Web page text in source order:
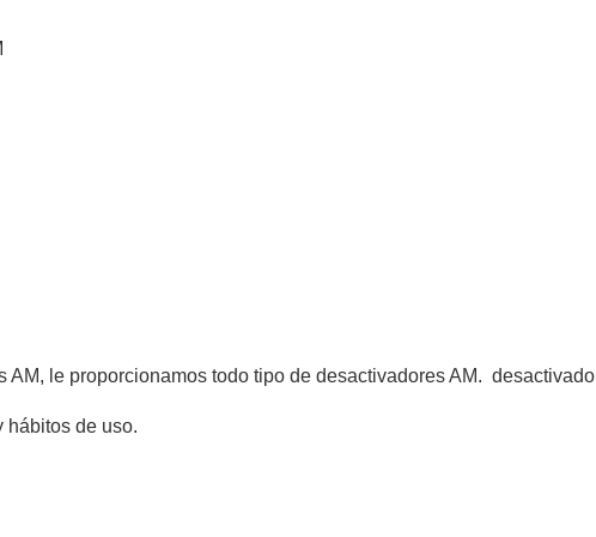
le proporcionamos todo tipo de desactivadores AM.
hábitos de uso.